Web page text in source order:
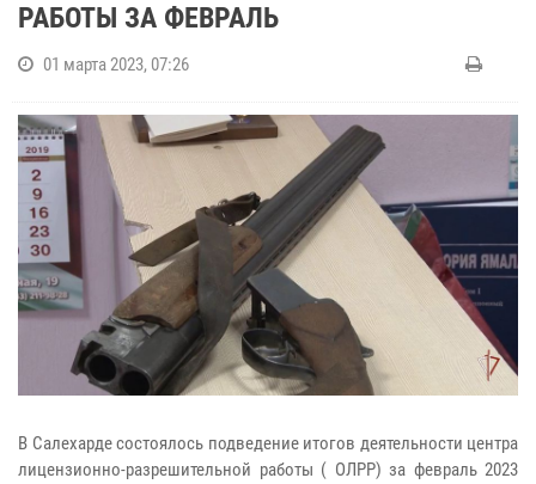
РАБОТЫ ЗА ФЕВРАЛЬ
01 марта 2023, 07:26
В Салехарде состоялось подведение итогов деятельности центра
лицензионно-разрешительной работы ( ОЛРР) за февраль 2023